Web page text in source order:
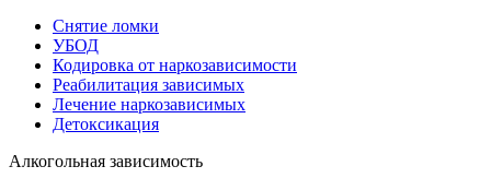
Снятие ломки
УБОД
Кодировка от наркозависимости
Реабилитация зависимых
Лечение наркозависимых
Детоксикация
Алкогольная зависимость